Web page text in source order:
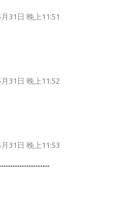
31日 晚上11:51
31日 晚上11:52
31日 晚上11:53